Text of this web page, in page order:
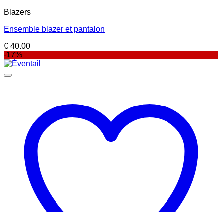
Blazers
Ensemble blazer et pantalon
€ 40.00
-17%